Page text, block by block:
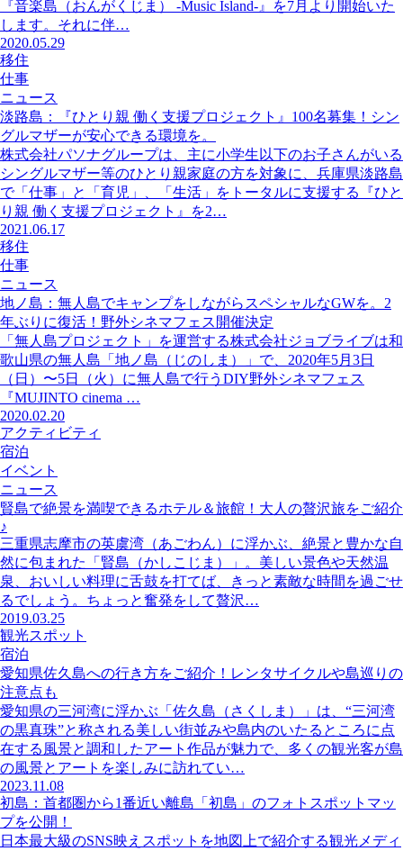
『音楽島（おんがくじま） -Music Island-』を7月より開始いた
します。それに伴…
2020.05.29
移住
仕事
ニュース
淡路島：『ひとり親 働く支援プロジェクト』100名募集！シン
グルマザーが安心できる環境を。
株式会社パソナグループは、主に小学生以下のお子さんがいる
シングルマザー等のひとり親家庭の方を対象に、兵庫県淡路島
で「仕事」と「育児」、「生活」をトータルに支援する『ひと
り親 働く支援プロジェクト』を2…
2021.06.17
移住
仕事
ニュース
地ノ島：無人島でキャンプをしながらスペシャルなGWを。2
年ぶりに復活！野外シネマフェス開催決定
「無人島プロジェクト」を運営する株式会社ジョブライブは和
歌山県の無人島「地ノ島（じのしま）」で、2020年5月3日
（日）〜5日（火）に無人島で行うDIY野外シネマフェス
『MUJINTO cinema …
2020.02.20
アクティビティ
宿泊
イベント
ニュース
賢島で絶景を満喫できるホテル＆旅館！大人の贅沢旅をご紹介
♪
三重県志摩市の英虞湾（あごわん）に浮かぶ、絶景と豊かな自
然に包まれた「賢島（かしこじま）」。美しい景色や天然温
泉、おいしい料理に舌鼓を打てば、きっと素敵な時間を過ごせ
るでしょう。ちょっと奮発をして贅沢…
2019.03.25
観光スポット
宿泊
愛知県佐久島への行き方をご紹介！レンタサイクルや島巡りの
注意点も
愛知県の三河湾に浮かぶ「佐久島（さくしま）」は、“三河湾
の黒真珠”と称される美しい街並みや島内のいたるところに点
在する風景と調和したアート作品が魅力で、多くの観光客が島
の風景とアートを楽しみに訪れてい…
2023.11.08
初島：首都圏から1番近い離島「初島」のフォトスポットマッ
プを公開！
日本最大級のSNS映えスポットを地図上で紹介する観光メディ